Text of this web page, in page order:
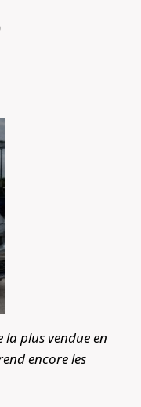
plus vendue en
encore les